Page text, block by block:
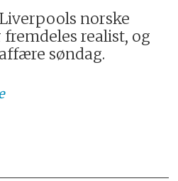
norske
realist, og
søndag.